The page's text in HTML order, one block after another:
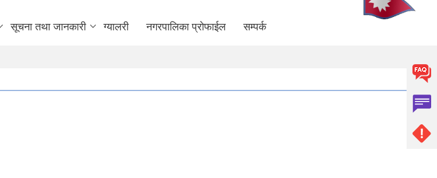
सूचना तथा जानकारी ग्यालरी नगरपालिका प्रोफाईल सम्पर्क